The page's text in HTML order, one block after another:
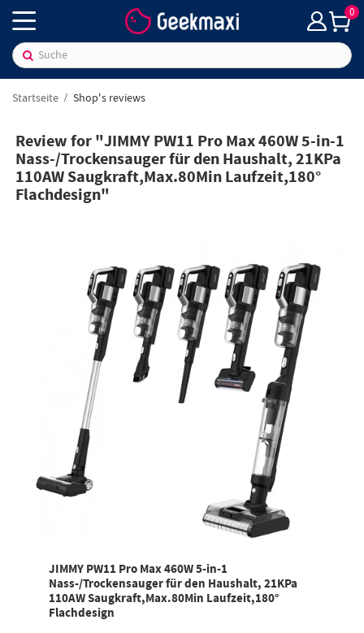
0
Startseite Shop's reviews
Review for "JIMMY PW11 Pro Max 460W 5-in-1
Nass-/Trockensauger für den Haushalt, 21KPa
110AW Saugkraft,Max.80Min Laufzeit,180°
Flachdesign"
JIMMY PW11 Pro Max 460W 5-in-1
Nass-/Trockensauger für den Haushalt, 21KPa
110AW Saugkraft,Max.80Min Laufzeit,180°
Flachdesign